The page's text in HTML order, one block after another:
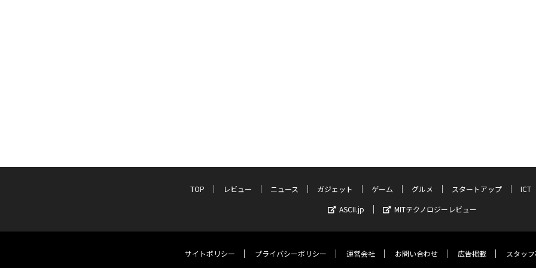
TOP レビュー ニュース ガジェット ゲーム グルメ スタートアップ
ICT
ASCII.jp
MITテクノロジーレビュー
サイトポリシー プライバシーポリシー 運営会社 お問い合わせ 広告掲載 スタッ